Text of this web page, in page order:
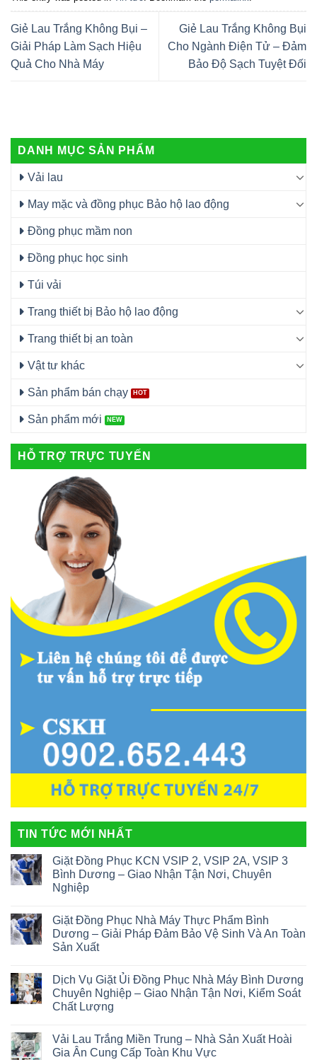
Giẻ Lau Trắng Không Bụi –
Giải Pháp Làm Sạch Hiệu
Quả Cho Nhà Máy
Giẻ Lau Trắng Không Bụi
Cho Ngành Điện Tử – Đảm
Bảo Độ Sạch Tuyệt Đối
DANH MỤC SẢN PHẨM
Vải lau
May mặc và đồng phục Bảo hộ lao động
Đồng phục mầm non
Đồng phục học sinh
Túi vải
Trang thiết bị Bảo hộ lao động
Trang thiết bị an toàn
Vật tư khác
Sản phẩm bán chạy
Sản phẩm mới
HỖ TRỢ TRỰC TUYẾN
TIN TỨC MỚI NHẤT
Giặt Đồng Phục KCN VSIP 2, VSIP 2A, VSIP 3
Bình Dương – Giao Nhận Tận Nơi, Chuyên
Nghiệp
Giặt Đồng Phục Nhà Máy Thực Phẩm Bình
Dương – Giải Pháp Đảm Bảo Vệ Sinh Và An Toàn
Sản Xuất
Dịch Vụ Giặt Ủi Đồng Phục Nhà Máy Bình Dương
Chuyên Nghiệp – Giao Nhận Tận Nơi, Kiểm Soát
Chất Lượng
Vải Lau Trắng Miền Trung – Nhà Sản Xuất Hoài
Gia Ân Cung Cấp Toàn Khu Vực